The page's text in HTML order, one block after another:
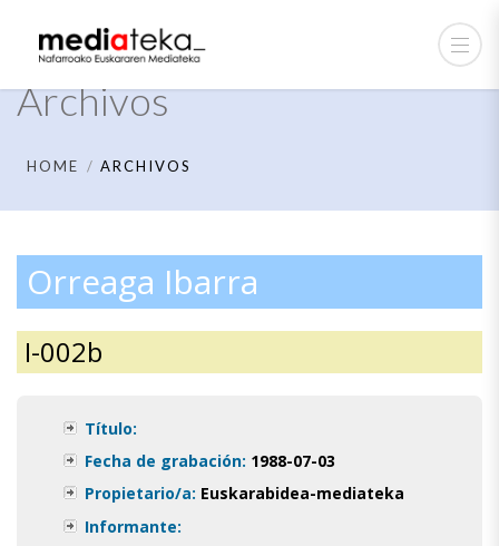
Archivos
HOME ARCHIVOS
Orreaga Ibarra
I-002b
Título:
Fecha de grabación: 1988-07-03
Propietario/a: Euskarabidea-mediateka
Informante: